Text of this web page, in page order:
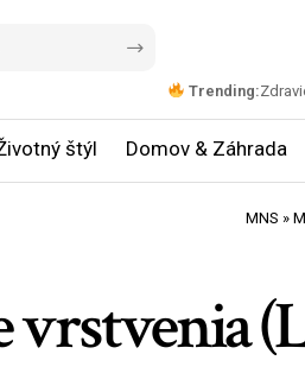
Trending:
štýl Domov & Záhrada
MNS »